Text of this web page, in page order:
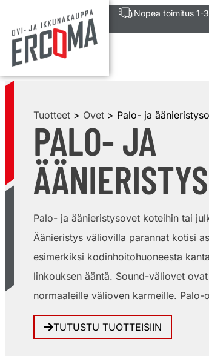
Nopea toimitus 1-
Tuotteet > Ovet > Palo- ja
PALO- JA
Palo- ja äänieristysovet koteihin tai
Äänieristys väliovilla parannat kotisi
esimerkiksi kodinhoitohuoneesta
linkouksen ääntä. Sound-väliovet
normaaleille välioven karmeille.
TUTUSTU TUOTTEISIIN